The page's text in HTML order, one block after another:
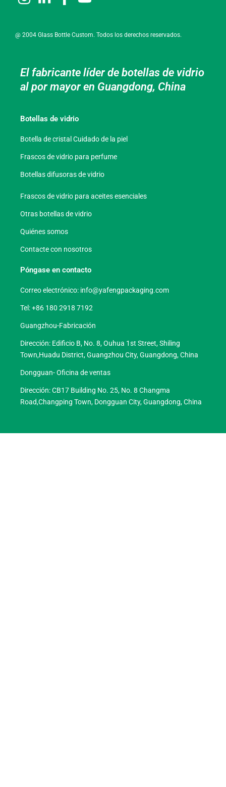
@ 2004 Glass Bottle Custom. Todos los derechos reservados.
El fabricante líder de botellas de vidrio
al por mayor en Guangdong, China
Botellas de vidrio
Botella de cristal Cuidado de la piel
Frascos de vidrio para perfume
Botellas difusoras de vidrio
Frascos de vidrio para aceites esenciales
Otras botellas de vidrio
Quiénes somos
Contacte con nosotros
Póngase en contacto
Correo electrónico: info@yafengpackaging.com
Tel: +86 180 2918 7192
Guangzhou-Fabricación
Dirección: Edificio B, No. 8, Ouhua 1st Street, Shiling
Town,Huadu District, Guangzhou City, Guangdong, China
Dongguan- Oficina de ventas
Dirección: CB17 Building No. 25, No. 8 Changma
Road,Changping Town, Dongguan City, Guangdong, China